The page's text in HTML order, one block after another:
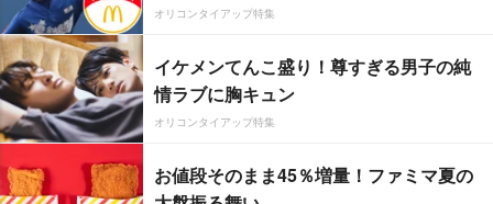
オリコンタイアップ特集
イケメンてんこ盛り！尊すぎる男子の純
情ラブに胸キュン
オリコンタイアップ特集
お値段そのまま45％増量！ファミマ夏の